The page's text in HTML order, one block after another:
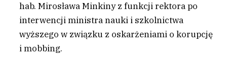
hab. Mirosława Minkiny z funkcji rektora po
interwencji ministra nauki i szkolnictwa
wyższego w związku z oskarżeniami o korupcję
i mobbing.